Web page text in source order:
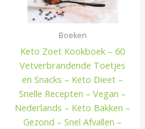
Boeken
Keto Zoet Kookboek – 60
Vetverbrandende Toetjes
en Snacks – Keto Dieet –
Snelle Recepten – Vegan –
Nederlands – Keto Bakken –
Gezond – Snel Afvallen –